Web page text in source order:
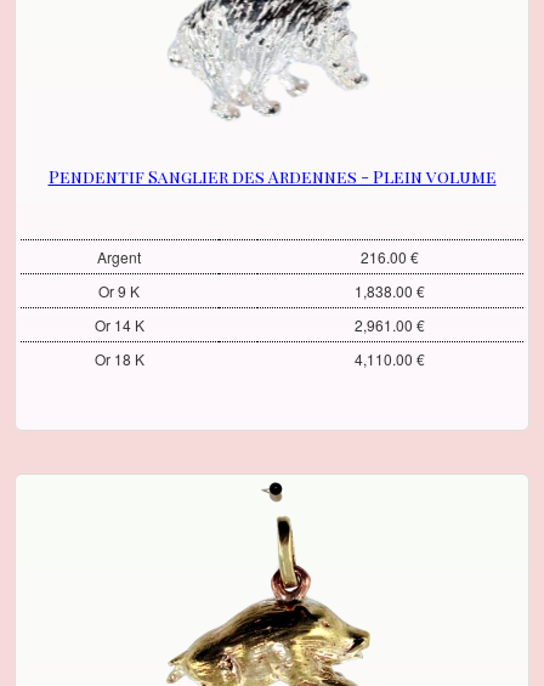
Pendentif Sanglier des Ardennes - Plein volume
Argent
216.00 €
Or 9 K
1,838.00 €
Or 14 K
2,961.00 €
Or 18 K
4,110.00 €